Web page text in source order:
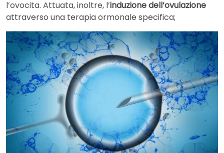
l’ovocita. Attuata, inoltre, l’induzione dell’ovulazione
attraverso una terapia ormonale specifica;